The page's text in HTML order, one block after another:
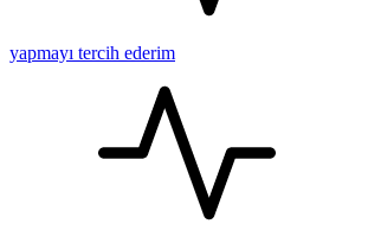
yapmayı tercih ederim